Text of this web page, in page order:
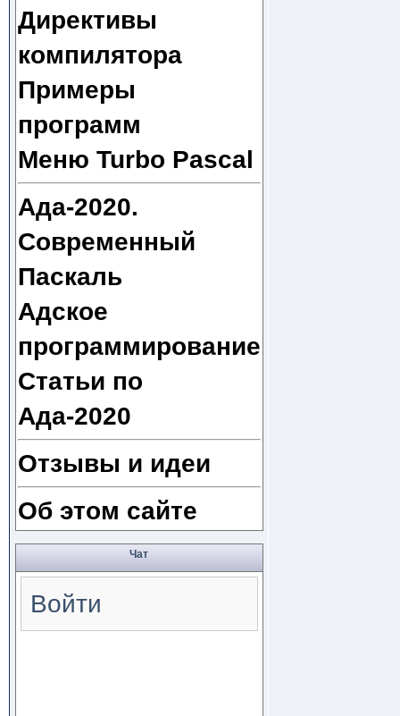
Директивы
компилятора
Примеры
программ
Меню Turbo Pascal
Ада-2020.
Современный
Паскаль
Адское
программирование
Статьи по
Ада-2020
Отзывы и идеи
Об этом сайте
Чат
Войти